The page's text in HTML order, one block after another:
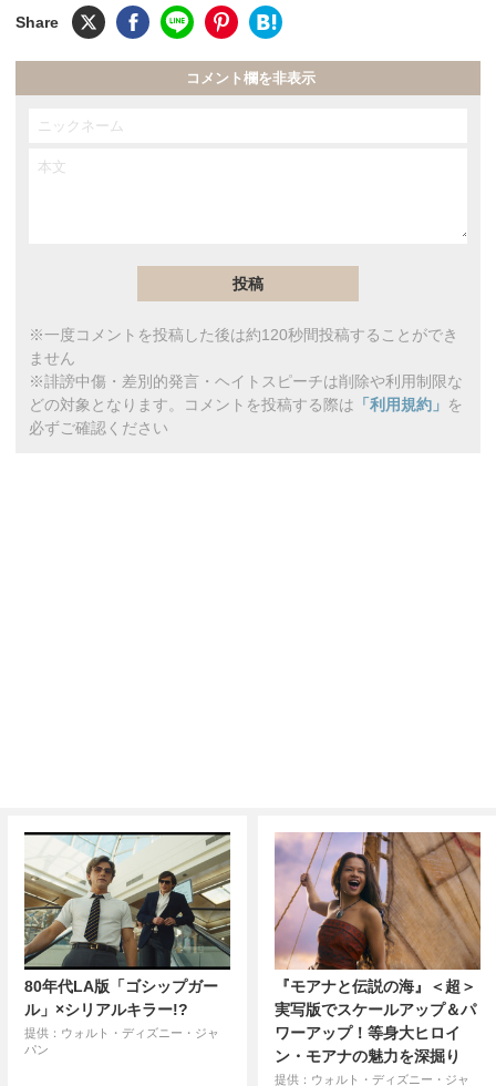
コメント欄を非表示
※一度コメントを投稿した後は約120秒間投稿することができ
ません
※誹謗中傷・差別的発言・ヘイトスピーチは削除や利用制限な
どの対象となります。コメントを投稿する際は 「利用規約」 を
必ずご確認ください
80年代LA版「ゴシップガー
ル」×シリアルキラー!?
提供：ウォルト・ディズニー・ジャ
パン
『モアナと伝説の海』＜超＞
実写版でスケールアップ＆パ
ワーアップ！等身大ヒロイ
ン・モアナの魅力を深掘り
提供：ウォルト・ディズニー・ジャ